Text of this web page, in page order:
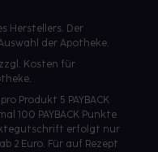
Herstellers. Der
der Apotheke.
Kosten für
Produkt 5 PAYBACK
100 PAYBACK Punkte
erfolgt nur
2 Euro. Für auf Rezept